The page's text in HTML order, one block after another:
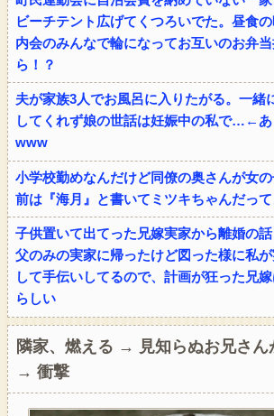
ビーチテント広げてくつろいでた。昼食
内会のみんなで輪になってお互いのお弁
ら！？
夫が家族3人でお風呂に入りたがる。一緒
してくれず娘の世話は妊娠中の私で…←あ
www
小学校勤めなんだけど同僚の奥さんが女
前は『海月』と書いてミツキちゃんだって
子供置いて出てった兄嫁実家から離婚の
父のみの実家に帰ったけど図った様に私
して手伝いしてるので、計画が狂った兄
らしい
隣家、燃える → 見知らぬお兄さん
→ 衝撃